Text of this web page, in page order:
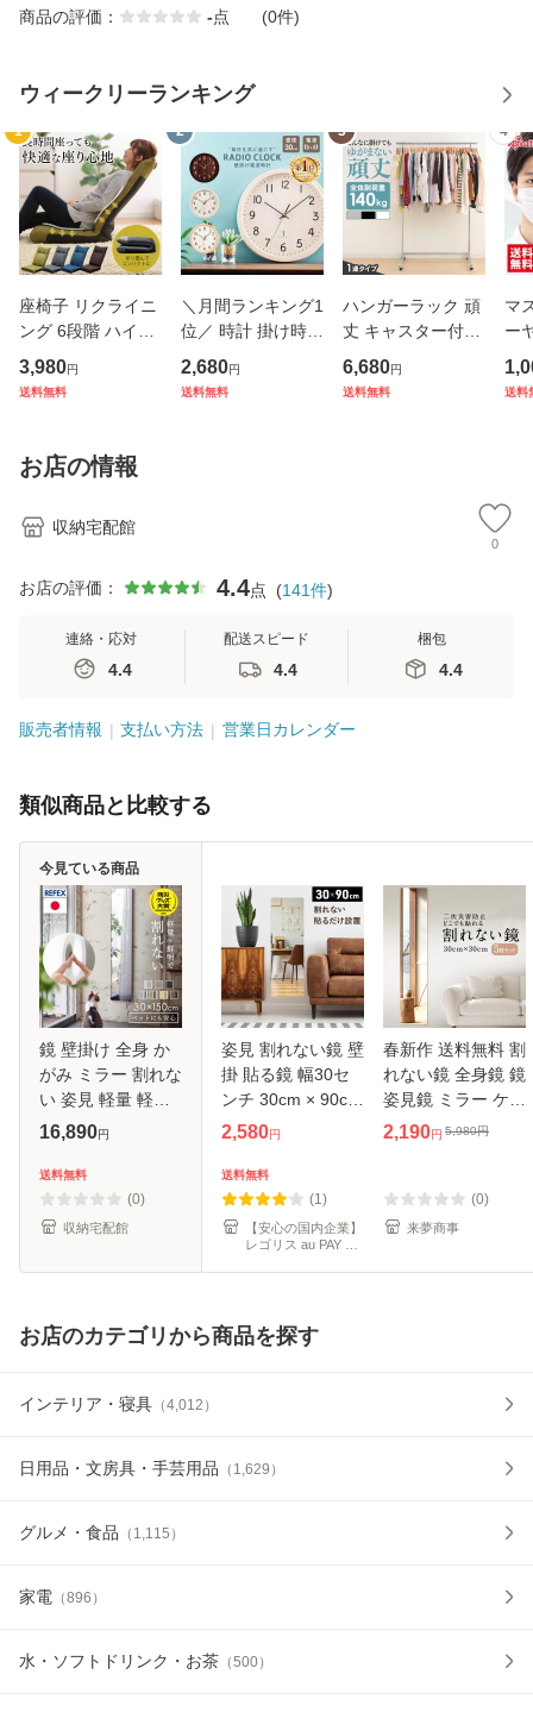
商品の評価： -点 (0件)
ウィークリーランキング
1
座椅子 リクライニ
ング 6段階 ハイバ
ック 1人掛け 折り
たたみ コンパクト
い弾力 シンプル こ
たつ リ
3,980円
送料無料
2
＼月間ランキング1
位／ 時計 掛け時計
壁掛け 電波 電波時
計 北欧 おしゃれ
2,680円
送料無料
3
ハンガーラック 頑
丈 キャスター付き
おしゃれ パイプハ
ンガー シングル 伸
6,680円
送料無料
4
マ
ー
ー
り
送料
お店の情報
収納宅配館
0
お店の評価： 4.4点 (141件)
連絡・応対
4.4
配送スピード
4.4
梱包
4.4
販売者情報 支払い方法 営業日カレンダー
類似商品と比較する
鏡 壁掛け 全身 か
がみ ミラー 割れな
い 姿見 軽量 軽量
ミラー 全身ミラー
がみ 国産 超軽量
安全 ウォールミラ
ー 壁掛
16,890円
送料無料
(0)
収納宅配館
今見ている商品
姿見 割れない鏡 壁
掛 貼る鏡 幅30セ
ンチ 30cm × 90cm
全身鏡 割れない 鏡
ルミラー
2,580円
送料無料
(1)
【安心の国内企業】
レゴリス au PAY マ
春新作 送料無料 割
れない鏡 全身鏡 鏡
姿見鏡 ミラー ケガ
防止 貼る 5枚セッ
次災害防止 穴あけ
不要
2,190円 5,980円
(0)
来夢商事
お店のカテゴリから商品を探す
インテリア・寝具 （4,012 ）
日用品・文房具・手芸用品 （ 1,629 ）
グルメ・食品 （ 1,115 ）
家電 （896 ）
水・ソフトドリンク・お茶 （500）